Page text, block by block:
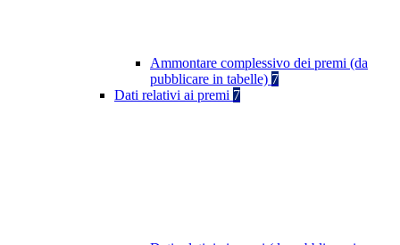
Ammontare complessivo dei premi (da
pubblicare in tabelle) 7
Dati relativi ai premi 7